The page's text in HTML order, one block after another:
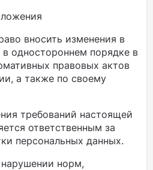
вносить изменения в
одностороннем порядке в
правовых актов
а также по своему
требований настоящей
ответственным за
персональных данных.
норм,